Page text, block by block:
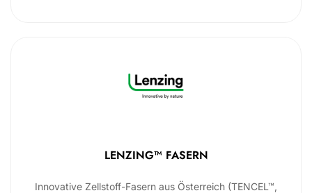
LENZING™ FASERN
Innovative Zellstoff-Fasern aus Österreich (TENCEL™,